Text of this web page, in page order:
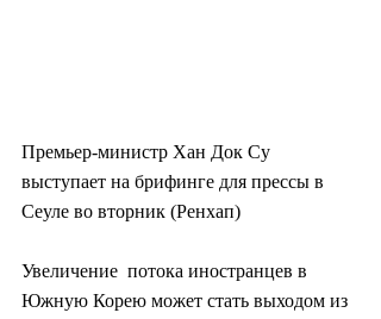
Премьер-министр Хан Док Су
выступает на брифинге для прессы в
Сеуле во вторник (Ренхап)
Увеличение  потока иностранцев в
Южную Корею может стать выходом из